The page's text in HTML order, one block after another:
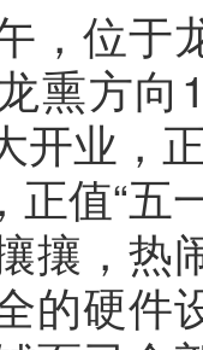
，位于
熏方
开业，
正值“五
攘，热
的硬件